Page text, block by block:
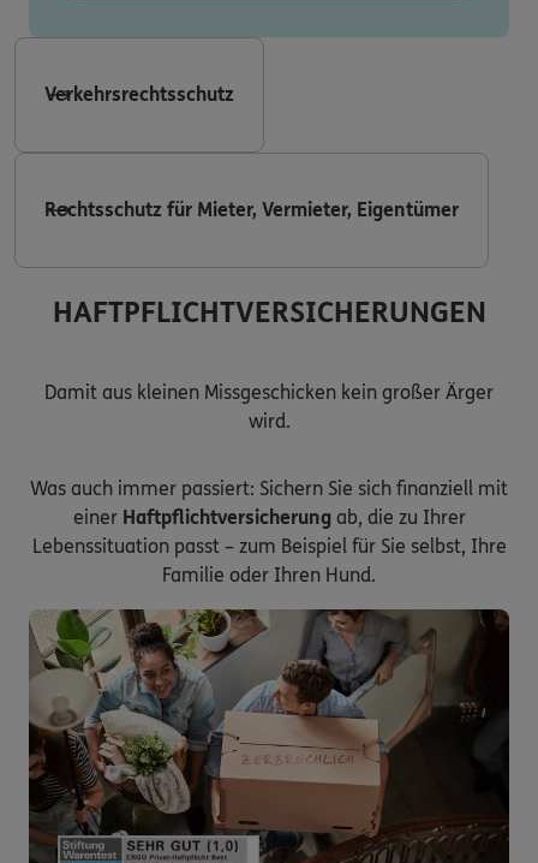
Verkehrsrechtsschutz
Rechtsschutz für Mieter, Vermieter, Eigentümer
HAFTPFLICHTVERSICHERUNGEN
Damit aus kleinen Missgeschicken kein großer Ärger
wird.
Was auch immer passiert: Sichern Sie sich finanziell mit
einer Haftpflichtversicherung ab, die zu Ihrer
Lebenssituation passt – zum Beispiel für Sie selbst, Ihre
Familie oder Ihren Hund.